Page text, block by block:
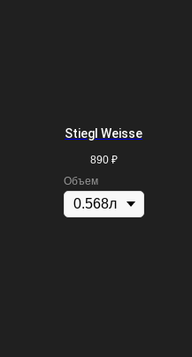
Stiegl Weisse
890 ₽
Объем